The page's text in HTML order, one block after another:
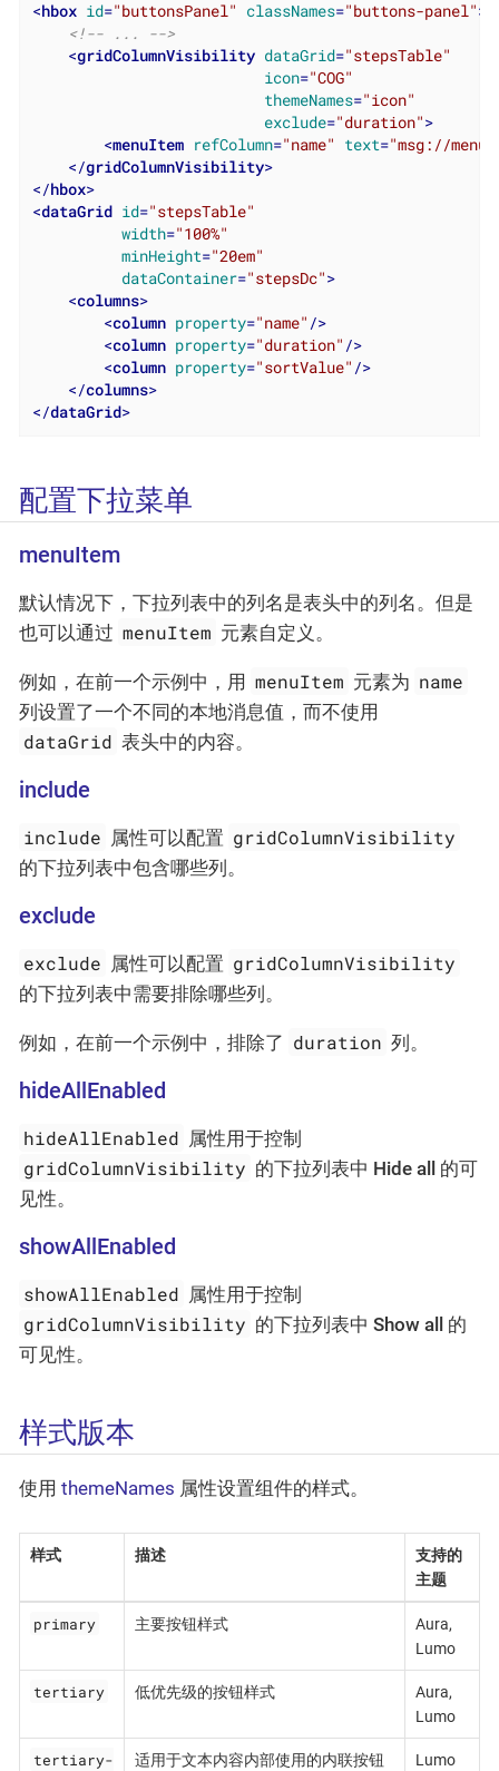
<hbox id="buttonsPanel" classNames="buttons-panel">
<!-- ... -->
<gridColumnVisibility dataGrid="stepsTable"
icon="COG"
themeNames="icon"
exclude="duration">
<menuItem refColumn="name" text="msg://
</gridColumnVisibility>
</hbox>
<dataGrid id="stepsTable"
width="100%"
minHeight="20em"
dataContainer="stepsDc">
<columns>
<column property="name" />
<column property="duration" />
<column property="sortValue" />
</columns>
</dataGrid>
配置下拉菜单
menuItem
默认情况下，下拉列表中的列名是表头中的列名。但是
也可以通过 menuItem 元素自定义。
例如，在前一个示例中，用 menuItem 元素为 name
列设置了一个不同的本地消息值，而不使用
dataGrid 表头中的内容。
include
include 属性可以配置 gridColumnVisibility
的下拉列表中包含哪些列。
exclude
exclude 属性可以配置 gridColumnVisibility
的下拉列表中需要排除哪些列。
例如，在前一个示例中，排除了 duration 列。
hideAllEnabled
hideAllEnabled 属性用于控制
gridColumnVisibility 的下拉列表中 Hide all 的可
见性。
showAllEnabled
showAllEnabled 属性用于控制
gridColumnVisibility 的下拉列表中Show all 的
可见性。
样式版本
使用 themeNames 属性设置组件的样式。
样式 描述
支持的
主题
primary 主要按钮样式
Aura,
Lumo
tertiary 低优先级的按钮样式
Aura,
Lumo
tertiary-
适用于文本内容内部使用的内联按钮
Lumo